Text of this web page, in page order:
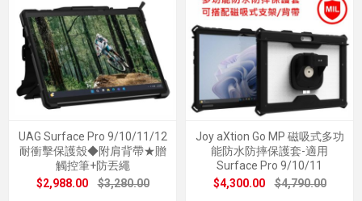
UAG Surface Pro 9/10/11/12
耐衝擊保護殼◆附肩背帶★贈
觸控筆+防丟繩
$2,988.00
$3,280.00
Joy aXtion Go MP 磁吸式多功
能防水防摔保護套-適用
Surface Pro 9/10/11
$4,300.00
$4,790.00